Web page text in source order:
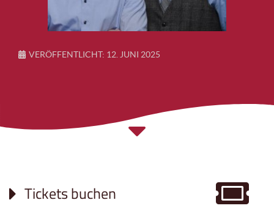
VERÖFFENTLICHT: 12. JUNI 2025
Tickets buchen